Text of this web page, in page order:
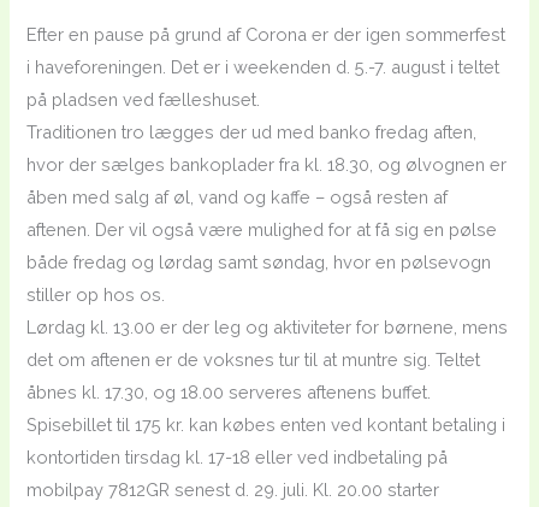
Efter en pause på grund af Corona er der igen sommerfest
i haveforeningen. Det er i weekenden d. 5.-7. august i teltet
på pladsen ved fælleshuset.
Traditionen tro lægges der ud med banko fredag aften,
hvor der sælges bankoplader fra kl. 18.30, og ølvognen er
åben med salg af øl, vand og kaffe – også resten af
aftenen. Der vil også være mulighed for at få sig en pølse
både fredag og lørdag samt søndag, hvor en pølsevogn
stiller op hos os.
Lørdag kl. 13.00 er der leg og aktiviteter for børnene, mens
det om aftenen er de voksnes tur til at muntre sig. Teltet
åbnes kl. 17.30, og 18.00 serveres aftenens buffet.
Spisebillet til 175 kr. kan købes enten ved kontant betaling i
kontortiden tirsdag kl. 17-18 eller ved indbetaling på
mobilpay 7812GR senest d. 29. juli. Kl. 20.00 starter